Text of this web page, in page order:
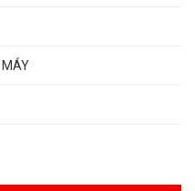
MÁY